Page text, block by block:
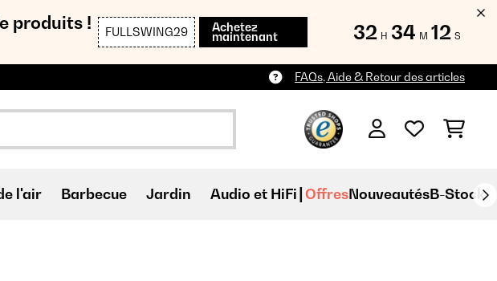
produits ! FULLSWING29 Achetez
maintenant 32 H 34 M 11 S
FAQs, Aide & Retour des articles
l'air Barbecue Jardin Audio et HiFi OffresNouveautésB-Stock